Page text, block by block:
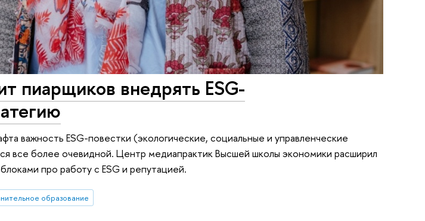
пиарщиков внедрять ESG-
важность ESG-повестки (экологические, социальные и управленческие
все более очевидной. Центр медиапрактик Высшей школы экономики расширил
про работу с ESG и репутацией.
образование